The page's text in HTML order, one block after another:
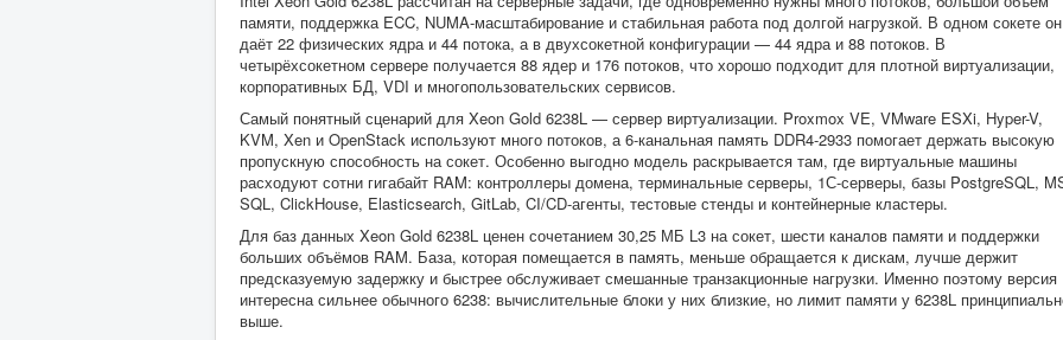
памяти, поддержка ECC, NUMA-масштабирование и стабильная работа под долгой нагрузкой. В одном сокете он
даёт 22 физических ядра и 44 потока, а в двухсокетной конфигурации — 44 ядра и 88 потоков. В
четырёхсокетном сервере получается 88 ядер и 176 потоков, что хорошо подходит для плотной виртуализации,
корпоративных БД, VDI и многопользовательских сервисов.
Самый понятный сценарий для Xeon Gold 6238L — сервер виртуализации. Proxmox VE, VMware ESXi, Hyper-V,
KVM, Xen и OpenStack используют много потоков, а 6-канальная память DDR4-2933 помогает держать высокую
пропускную способность на сокет. Особенно выгодно модель раскрывается там, где виртуальные машины
расходуют сотни гигабайт RAM: контроллеры домена, терминальные серверы, 1С-серверы, базы PostgreSQL,
SQL, ClickHouse, Elasticsearch, GitLab, CI/CD-агенты, тестовые стенды и контейнерные кластеры.
Для баз данных Xeon Gold 6238L ценен сочетанием 30,25 МБ L3 на сокет, шести каналов памяти и поддержки
больших объёмов RAM. База, которая помещается в память, меньше обращается к дискам, лучше держит
предсказуемую задержку и быстрее обслуживает смешанные транзакционные нагрузки. Именно поэтому версия
интересна сильнее обычного 6238: вычислительные блоки у них близкие, но лимит памяти у 6238L
выше.